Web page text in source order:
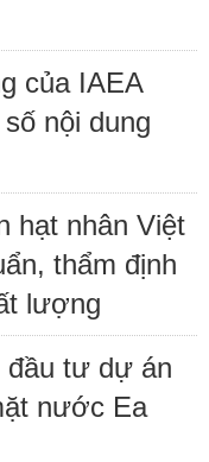
của IAEA
nội dung
hạt nhân Việt
thẩm định
lượng
đầu tư dự án
nước Ea